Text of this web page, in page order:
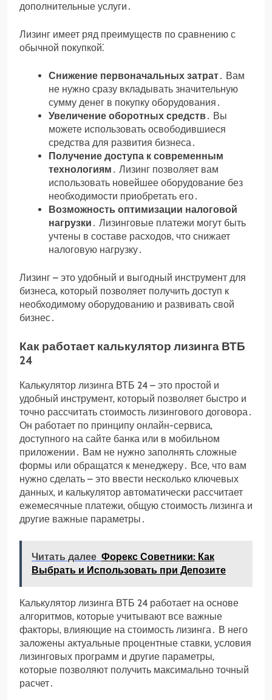
дополнительные услуги․
Лизинг имеет ряд преимуществ по сравнению с
обычной покупкой⁚
Снижение первоначальных затрат․ Вам
не нужно сразу вкладывать значительную
сумму денег в покупку оборудования․
Увеличение оборотных средств․ Вы
можете использовать освободившиеся
средства для развития бизнеса․
Получение доступа к современным
технологиям ․ Лизинг позволяет вам
использовать новейшее оборудование без
необходимости приобретать его․
Возможность оптимизации налоговой
нагрузки ․ Лизинговые платежи могут быть
учтены в составе расходов‚ что снижает
налоговую нагрузку․
Лизинг – это удобный и выгодный инструмент для
бизнеса‚ который позволяет получить доступ к
необходимому оборудованию и развивать свой
бизнес․
Как работает калькулятор лизинга ВТБ
24
Калькулятор лизинга ВТБ 24 – это простой и
удобный инструмент‚ который позволяет быстро и
точно рассчитать стоимость лизингового договора․
Он работает по принципу онлайн-сервиса‚
доступного на сайте банка или в мобильном
приложении․ Вам не нужно заполнять сложные
формы или обращатся к менеджеру․ Все‚ что вам
нужно сделать – это ввести несколько ключевых
данных‚ и калькулятор автоматически рассчитает
ежемесячные платежи‚ общую стоимость лизинга и
другие важные параметры․
Читать далее Форекс Советники: Как
Выбрать и Использовать при Депозите
Калькулятор лизинга ВТБ 24 работает на основе
алгоритмов‚ которые учитывают все важные
факторы‚ влияющие на стоимость лизинга․ В него
заложены актуальные процентные ставки‚ условия
лизинговых программ и другие параметры‚
которые позволяют получить максимально точный
расчет․